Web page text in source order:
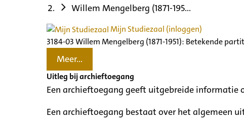
Willem Mengelberg (1871-195...
Mijn Studiezaal (inloggen)
3184-03 Willem Mengelberg (1871-1951): Betekende
Meer...
Uitleg bij archieftoegang
Een archieftoegang geeft uitgebreide informatie
Een archieftoegang bestaat over het algemeen